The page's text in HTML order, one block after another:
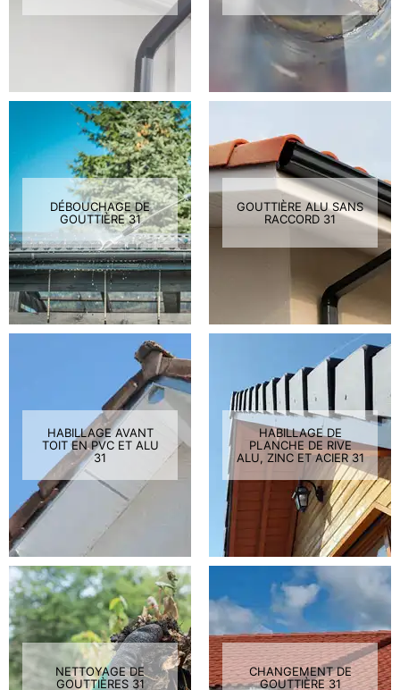
DÉBOUCHAGE DE
GOUTTIÈRE 31
GOUTTIÈRE ALU SANS
RACCORD 31
HABILLAGE AVANT
TOIT EN PVC ET ALU
31
HABILLAGE DE
PLANCHE DE RIVE
ALU, ZINC ET ACIER 31
NETTOYAGE DE
GOUTTIÈRES 31
CHANGEMENT DE
GOUTTIÈRE 31